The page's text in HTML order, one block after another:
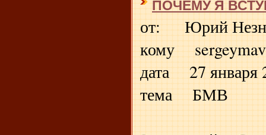
ПОЧЕМУ Я
от: Юрий
кому
дата 27 января
тема БМВ